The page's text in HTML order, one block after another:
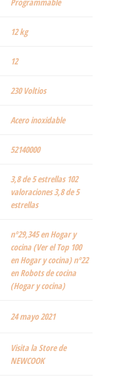
‎12 kg
‎12
‎230 Voltios
‎Acero inoxidable
52140000
3,8 de 5 estrellas 102
valoraciones 3,8 de 5
estrellas
nº29,345 en Hogar y
cocina (Ver el Top 100
en Hogar y cocina) nº22
en Robots de cocina
(Hogar y cocina)
24 mayo 2021
Visita la Store de
NEWCOOK